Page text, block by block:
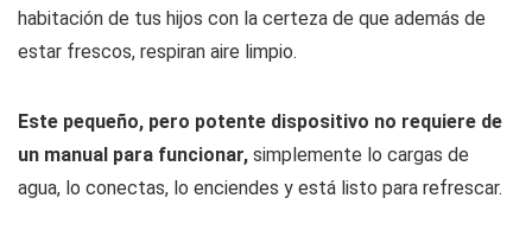
habitación de tus hijos con la certeza de que además de
estar frescos, respiran aire limpio.
Este pequeño, pero potente dispositivo no requiere de
un manual para funcionar, simplemente lo cargas de
agua, lo conectas, lo enciendes y está listo para refrescar.